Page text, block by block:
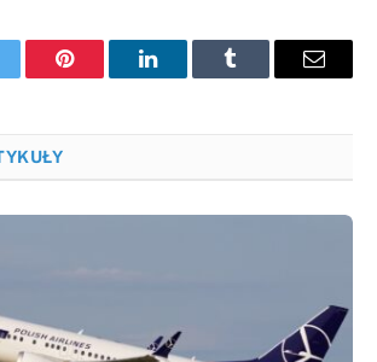
Pinterest LinkedInTumblr Email